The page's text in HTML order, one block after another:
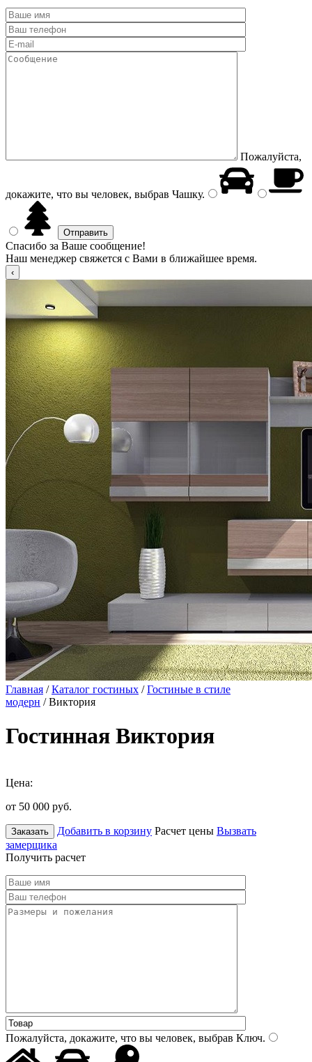
Пожалуйста,
докажите, что вы человек, выбрав Чашку.
Спасибо за Ваше сообщение!
Наш менеджер свяжется с Вами в ближайшее время.
Главная /Каталог гостиных /Гостиные в стиле
модерн / Виктория
Гостинная Виктория
Цена:
от 50 000 руб.
Заказать Добавить в корзину Расчет цены Вызвать
замерщика
Получить расчет
Пожалуйста, докажите, что вы человек, выбрав Ключ.